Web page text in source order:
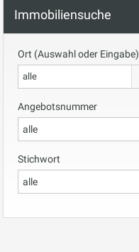
Immobiliensuche
Ort (Auswahl oder Eingabe)
alle
Angebotsnummer
Stichwort